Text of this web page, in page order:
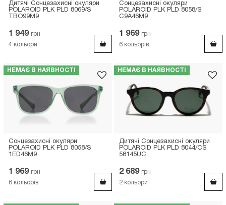
Дитячі Сонцезахисні окуляри
POLAROID PLK PLD 8069/S
TBO99M9
1 949 грн
4 кольори
Сонцезахисні окуляри
POLAROID PLK PLD 8058/S
C9A46M9
1 969 грн
6 кольорів
НЕМАЄ В НАЯВНОСТІ
Сонцезахисні окуляри
POLAROID PLK PLD 8058/S
1ED46M9
1 969 грн
6 кольорів
НЕМАЄ В НАЯВНОСТІ
Дитячі Сонцезахисні окуляри
POLAROID PLK PLD 8044/CS
58145UC
2 689 грн
2 кольори